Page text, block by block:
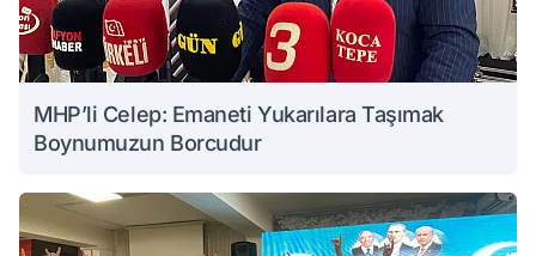
MHP’li Celep: Emaneti Yukarılara Taşımak
Boynumuzun Borcudur